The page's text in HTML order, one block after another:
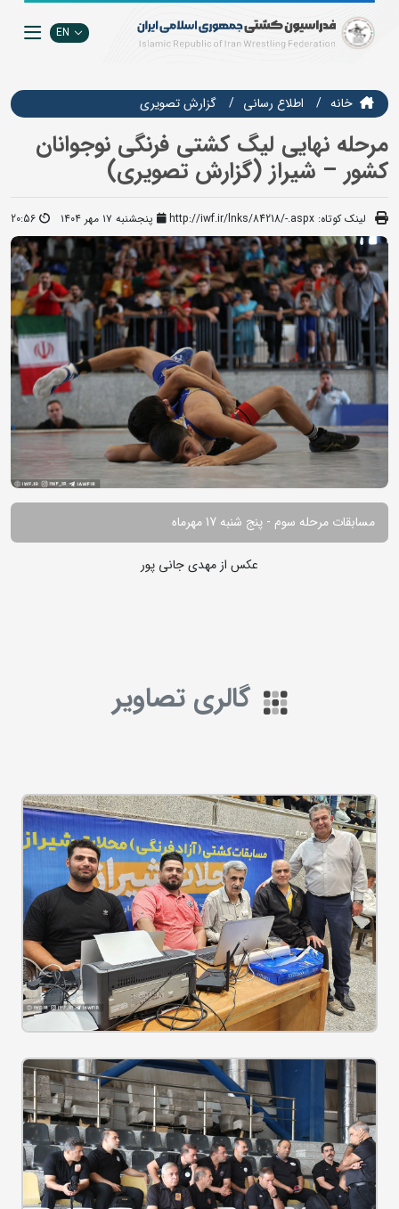
EN
خانه اطلاع رسانی گزارش تصويري
مرحله نهایی لیگ کشتی فرنگی نوجوانان
کشور – شیراز (گزارش تصویری)
لینک کوتاه: http://iwf.ir/lnks/84218/-.aspx پنجشنبه ۱۷ مهر ۱۴۰۴ 20:56
مسابقات مرحله سوم - پنج شنبه 17 مهرماه
عکس از مهدی جانی پور
گالری تصاویر